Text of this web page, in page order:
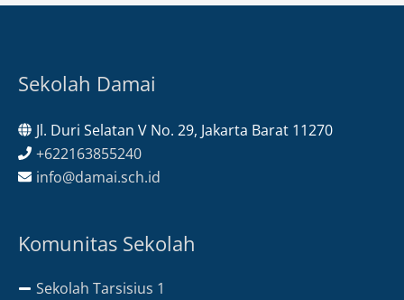
Sekolah Damai
Jl. Duri Selatan V No. 29, Jakarta Barat 11270
+622163855240
info@damai.sch.id
Komunitas Sekolah
Sekolah Tarsisius 1